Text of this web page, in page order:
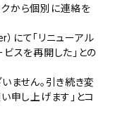
から個別に連絡を
にて「リニューアル
スを再開した」との
ません。引き続き変
申し上げます」とコ